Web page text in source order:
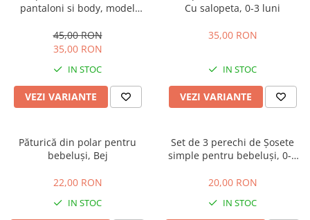
pantaloni si body, model
45,00 RON
35,00 RON
IN STOC
VEZI VARIANTE
Cu salopeta, 0-3 luni
35,00 RON
IN STOC
VEZI VARIANTE
Păturică din polar pentru
bebeluși, Bej
22,00 RON
IN STOC
Set de 3 perechi de Șosete
simple pentru bebeluși, 0-3
20,00 RON
IN STOC